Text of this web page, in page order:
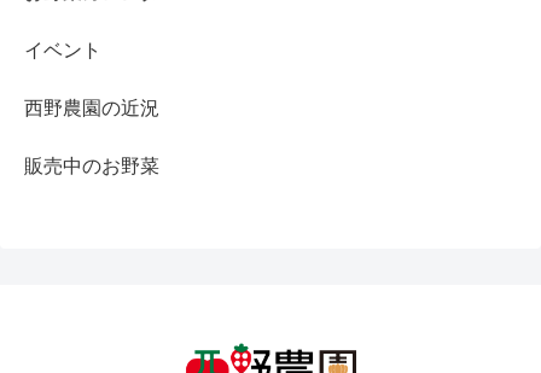
イベント
西野農園の近況
販売中のお野菜